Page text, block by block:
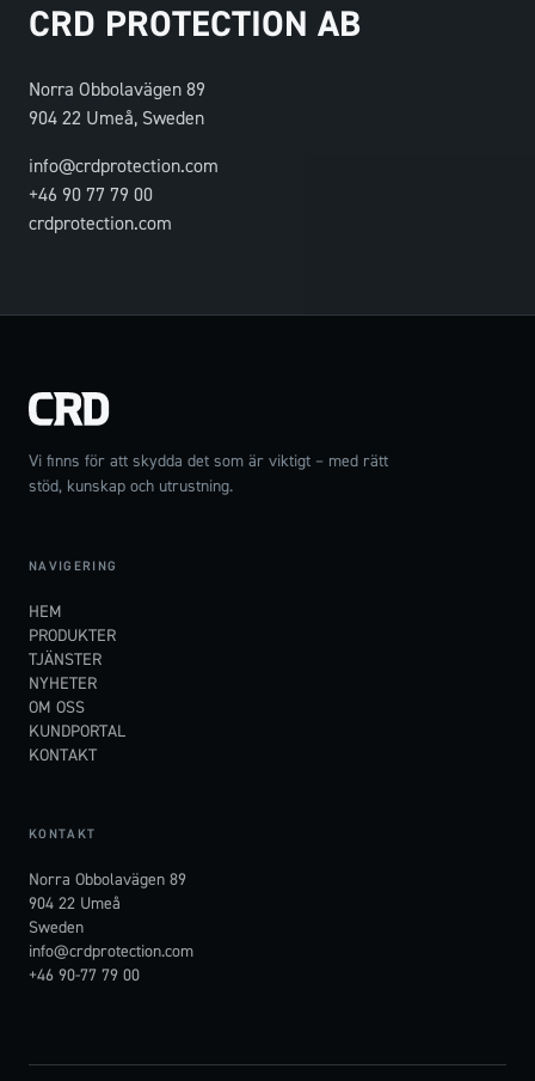
CRD PROTECTION AB
Norra Obbolavägen 89
904 22 Umeå, Sweden
info@crdprotection.com
+46 90 77 79 00
crdprotection.com
Vi finns för att skydda det som är viktigt – med rätt
stöd, kunskap och utrustning.
NAVIGERING
HEM
PRODUKTER
TJÄNSTER
NYHETER
OM OSS
KUNDPORTAL
KONTAKT
KONTAKT
Norra Obbolavägen 89
904 22 Umeå
Sweden
info@crdprotection.com
+46 90-77 79 00